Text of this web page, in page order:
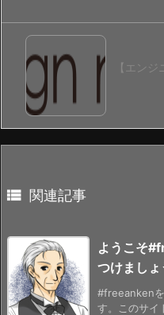
【エン
 関連記事
ようこそ
つけましょ
#freeankenを
す。このサイ